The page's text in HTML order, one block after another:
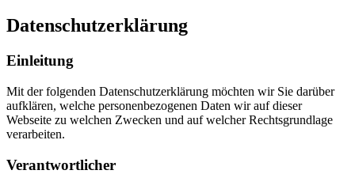
Datenschutzerklärung
Einleitung
Mit der folgenden Datenschutzerklärung möchten wir Sie darüber
aufklären, welche personenbezogenen Daten wir auf dieser
Webseite zu welchen Zwecken und auf welcher Rechtsgrundlage
verarbeiten.
Verantwortlicher